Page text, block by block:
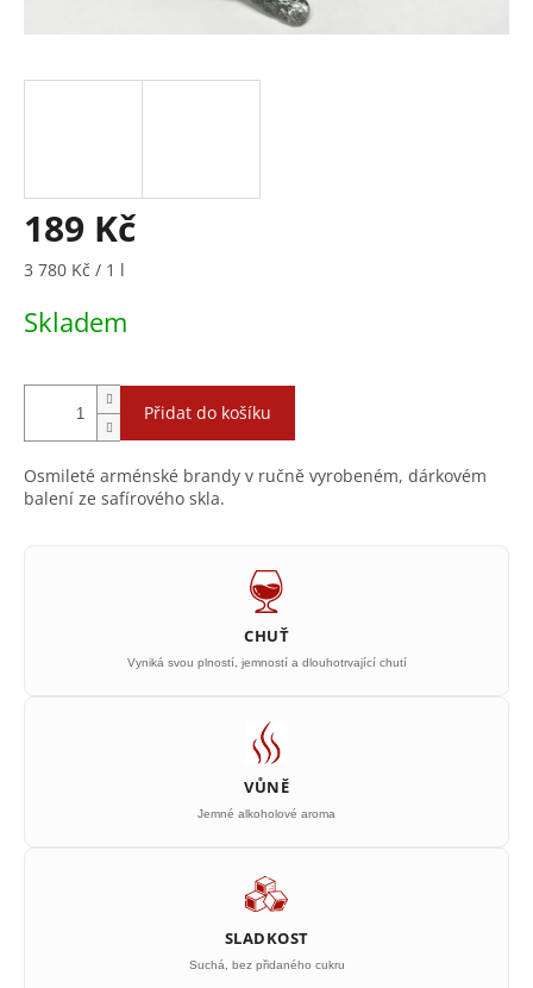
189 Kč
Měrná
3 780 Kč / 1 l
Skladem
Přidat do košíku
Osmileté arménské brandy v ručně vyrobeném, dárkovém
balení ze safírového skla.
CHUŤ
Vyniká svou plností, jemností a dlouhotrvající chutí
VŮNĚ
Jemné alkoholové aroma
SLADKOST
Suchá, bez přidaného cukru